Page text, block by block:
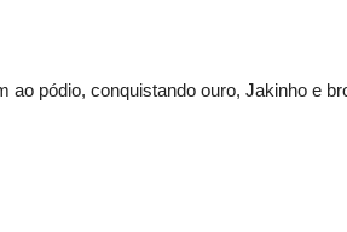
ao pódio, conquistando ouro, Jakinho e